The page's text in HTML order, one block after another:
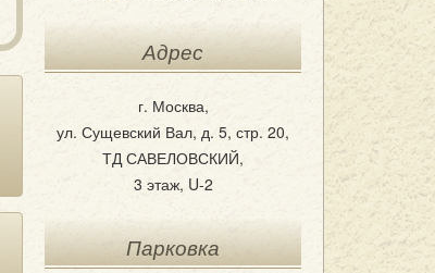
Адрес
г. Москва,
ул. Сущевский Вал, д. 5, стр. 20,
ТД САВЕЛОВСКИЙ,
3 этаж, U-2
Парковка